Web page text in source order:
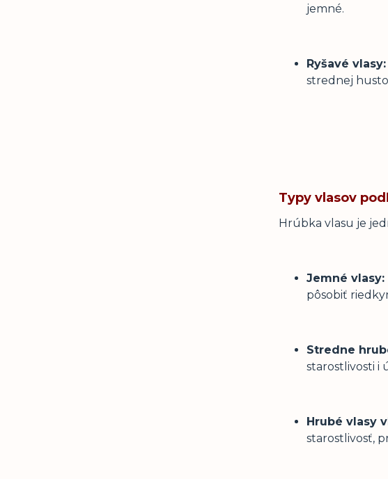
jemné.
Ryšavé vlasy:
strednej
Typy vlasov
Hrúbka vlasu je
Jemné vlasy:
pôsobiť
Stredne
starostlivosti i
Hrubé vlasy
starostlivosť,